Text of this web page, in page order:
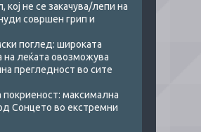
кој не се закачува/лепи на
совршен грип и
поглед: широката
на леќата овозможува
прегледност во сите
покриеност: максимална
Сонцето во екстремни